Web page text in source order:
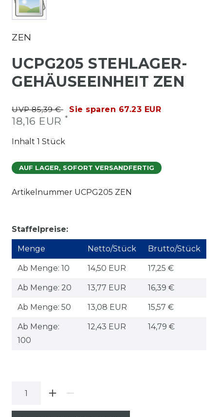
ZEN
UCPG205 STEHLAGER-
GEHÄUSEEINHEIT ZEN
UVP 85,39 € Sie sparen 67.23 EUR
18,16 EUR *
Inhalt 1 Stück
AUF LAGER, SOFORT VERSANDFERTIG
Artikelnummer UCPG205 ZEN
Staffelpreise:
Menge Netto/Stück Brutto/Stück
Ab Menge: 10 14,50 EUR 17,25 €
Ab Menge: 20 13,77 EUR 16,39 €
Ab Menge: 50 13,08 EUR 15,57 €
Ab Menge:
100
12,43 EUR 14,79 €